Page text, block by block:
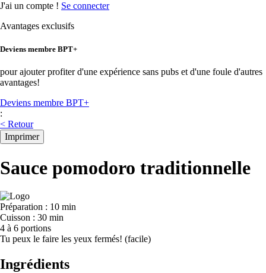
J'ai un compte ! Se connecter
Avantages exclusifs
Deviens membre BPT+
pour ajouter profiter d'une expérience sans pubs et d'une foule d'autres
avantages!
Deviens membre BPT+
:
< Retour
Imprimer
Sauce pomodoro traditionnelle
Préparation : 10 min
Cuisson : 30 min
4 à 6 portions
Tu peux le faire les yeux fermés! (facile)
Ingrédients